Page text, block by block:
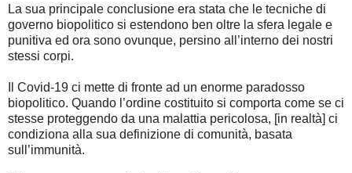
La sua principale conclusione era stata che le tecniche di
governo biopolitico si estendono ben oltre la sfera legale e
punitiva ed ora sono ovunque, persino all’interno dei nostri
stessi corpi.
Il Covid-19 ci mette di fronte ad un enorme paradosso
biopolitico. Quando l’ordine costituito si comporta come se ci
stesse proteggendo da una malattia pericolosa, [in realtà] ci
condiziona alla sua definizione di comunità, basata
sull’immunità.